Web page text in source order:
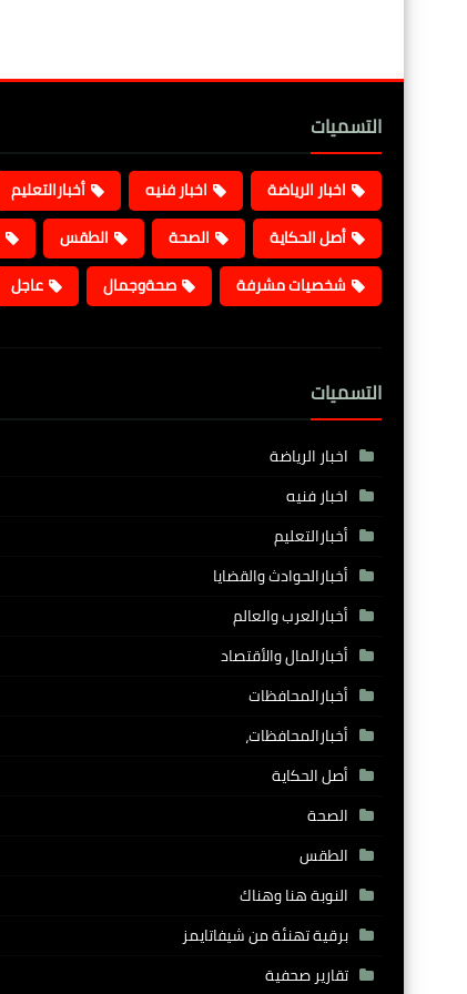
التسميات
اخبار الرياضة اخبار فنيه أخبارالتعليم
أصل الحكاية
الصحة الطقس
شخصيات مشرفة
صحةوجمال عاجل
التسميات
اخبار الرياضة
اخبار فنيه
أخبارالتعليم
أخبارالحوادث والقضايا
أخبارالعرب والعالم
أخبارالمال والأقتصاد
أخبارالمحافظات
أخبارالمحافظات،
أصل الحكاية
الصحة
الطقس
النوبة هنا وهناك
برقية تهنئة من شيفاتايمز
تقارير صحفية